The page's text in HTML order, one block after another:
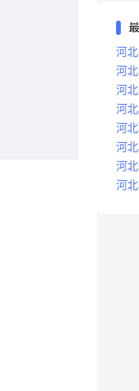
河
河
河
河
河
河
分
河
河